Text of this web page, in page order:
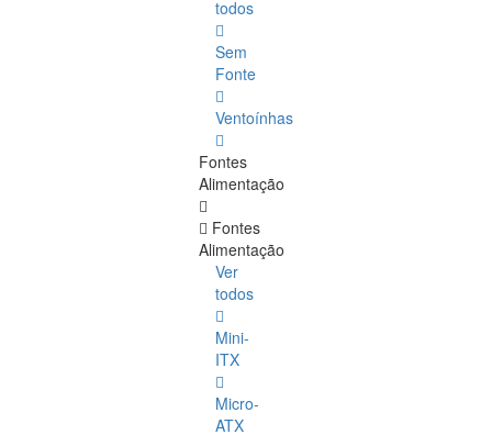
todos
Sem
Fonte
Ventoínhas
Fontes
Alimentação
Fontes
Alimentação
Ver
todos
Mini-
ITX
Micro-
ATX